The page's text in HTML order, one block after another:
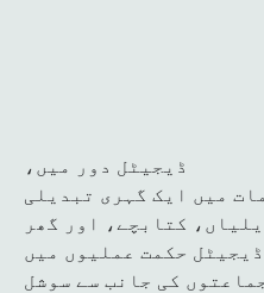
ڈیجیٹل دور میں،
میں ایک گہری تبدیلی
کتابچے، اور گھر
حکمت عملیوں میں
کی جانب سے سوشل